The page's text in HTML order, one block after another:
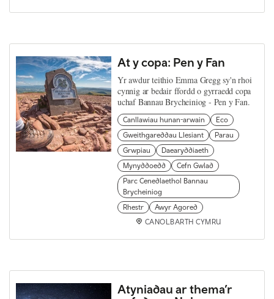
At y copa: Pen y Fan
Yr awdur teithio Emma Gregg sy'n rhoi
cynnig ar bedair ffordd o gyrraedd copa
uchaf Bannau Brycheiniog - Pen y Fan.
Canllawiau hunan-arwain
Eco
Gweithgareddau Llesiant
Parau
Grwpiau
Daearyddiaeth
Mynyddoedd
Cefn Gwlad
Parc Cenedlaethol Bannau
Brycheiniog
Rhestr
Awyr Agored
CANOLBARTH CYMRU
Atyniadau ar thema’r